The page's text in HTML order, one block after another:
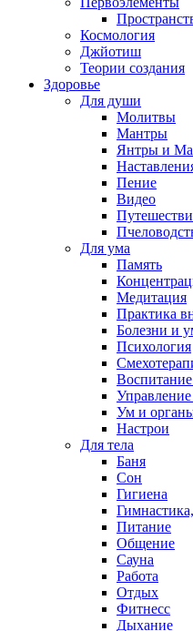
Космология
Джйотиш
Теории создания
Здоровье
Для души
Молитвы
Мантры
Янтры и
Пение
Видео
Для ума
Память
Медитация
Практика
Болезни и
Психология
Воспитание
Ум и
Настрои
Для тела
Баня
Сон
Гигиена
Питание
Общение
Сауна
Работа
Отдых
Фитнесс
Дыхание